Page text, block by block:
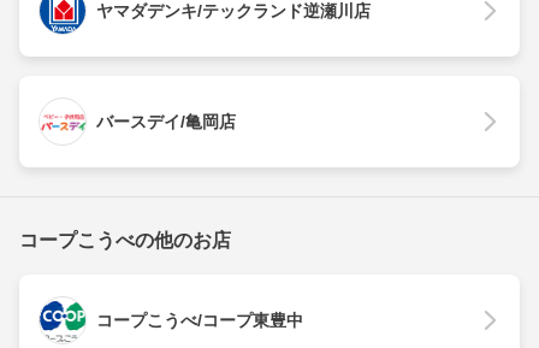
ヤマダデンキ/テックランド逆瀬川店
バースデイ/亀岡店
コープこうべの他のお店
コープこうべ/コープ東豊中